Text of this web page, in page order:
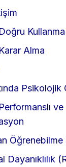
Kullanma
Alma
Psikolojik
Öğrenebilme
Dayanıklılık